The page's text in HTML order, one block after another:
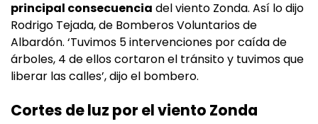
principal consecuencia del viento Zonda. Así lo dijo
Rodrigo Tejada, de Bomberos Voluntarios de
Albardón. ‘Tuvimos 5 intervenciones por caída de
árboles, 4 de ellos cortaron el tránsito y tuvimos que
liberar las calles’, dijo el bombero.
Cortes de luz por el viento Zonda